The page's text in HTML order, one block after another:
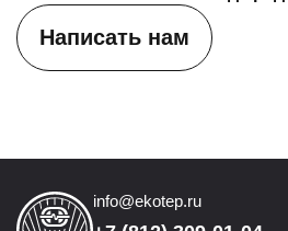
Написать нам
info@ekotep.ru